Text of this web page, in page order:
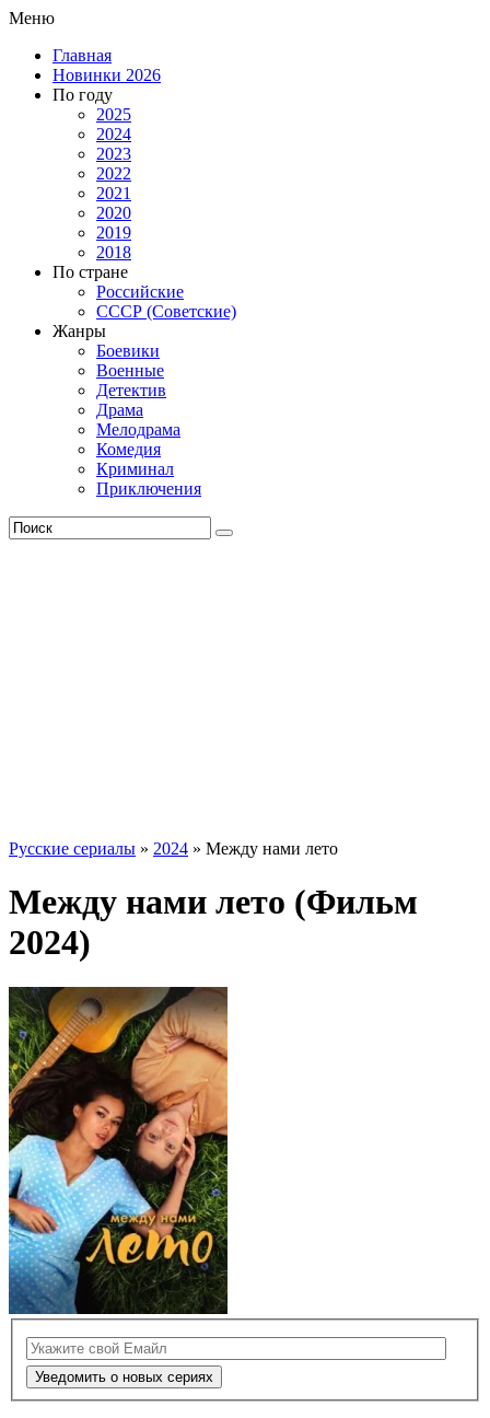
Меню
Главная
Новинки 2026
По году
2025
2024
2023
2022
2021
2020
2019
2018
По стране
Российские
СССР (Советские)
Жанры
Боевики
Военные
Детектив
Драма
Мелодрама
Комедия
Криминал
Приключения
Русские сериалы » 2024 » Между нами лето
Между нами лето (Фильм
2024)
Уведомить о новых сериях